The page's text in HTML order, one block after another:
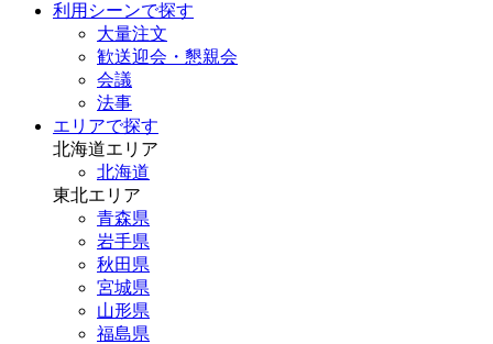
利用シーンで探す
大量注文
歓送迎会・懇親会
会議
法事
エリアで探す
北海道エリア
北海道
東北エリア
青森県
岩手県
秋田県
宮城県
山形県
福島県